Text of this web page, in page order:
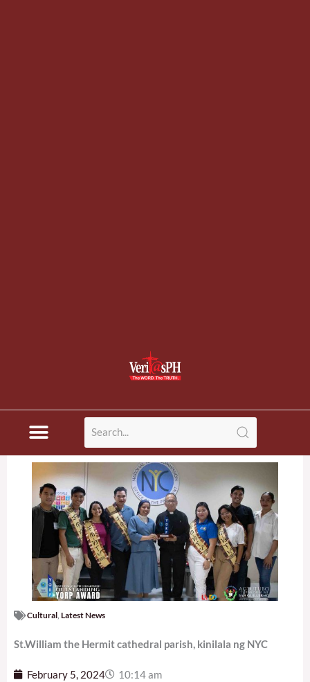
Cultural Latest News
St.William the Hermit cathedral parish, kinilala ng NYC
February 5, 2024 10:14 am